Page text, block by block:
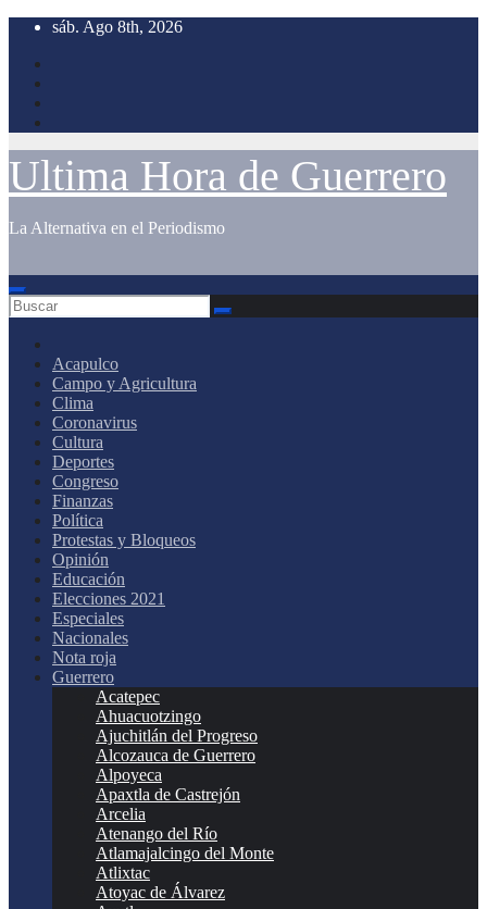
Saltar
contenido
sáb. Ago 8th, 2026
Ultima Hora de Guerrero
La Alternativa en el Periodismo
Acapulco
Campo y Agricultura
Clima
Coronavirus
Cultura
Deportes
Congreso
Finanzas
Política
Protestas y Bloqueos
Opinión
Educación
Elecciones 2021
Especiales
Nacionales
Nota roja
Guerrero
Acatepec
Ahuacuotzingo
Ajuchitlán del Progreso
Alcozauca de Guerrero
Alpoyeca
Apaxtla de Castrejón
Arcelia
Atenango del Río
Atlamajalcingo del Monte
Atlixtac
Atoyac de Álvarez